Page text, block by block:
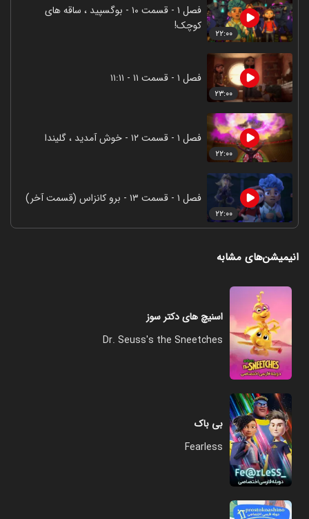
۲۲:۰۰
فصل ۱ - قسمت ۱۰ - بوگسپید ، ساقه های
کوچک!
۲۳:۰۰
فصل ۱ - قسمت ۱۱ - ۱۱:۱۱
۲۲:۰۰
فصل ۱ - قسمت ۱۲ - خوش آمدید ، گلیندا
۲۲:۰۰
فصل ۱ - قسمت ۱۳ - برو کانزاس (قسمت آخر)
انیمیشن‌های مشابه
اسنیچ های دکتر سوز
Dr. Seuss's the Sneetches
بی باک
Fearless